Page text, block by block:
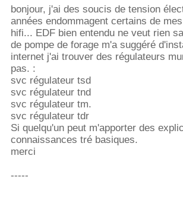
bonjour, j'ai des soucis de tension
années endommagent certains de
hifi... EDF bien entendu ne veut rien
de pompe de forage m'a suggéré
internet j'ai trouver des régulateurs
pas. :
svc régulateur tsd
svc régulateur tnd
svc régulateur tm.
svc régulateur tdr
Si quelqu'un peut m'apporter des
connaissances tré basiques.
merci
-----